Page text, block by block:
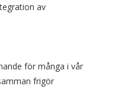
av
för många i vår
frigör